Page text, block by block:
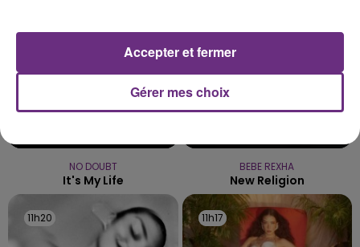
NO DOUBT
It's My Life
BEBE REXHA
New Religion
11h20
11h20 11h17
11h17
Gérer mes choix
Accepter et fermer